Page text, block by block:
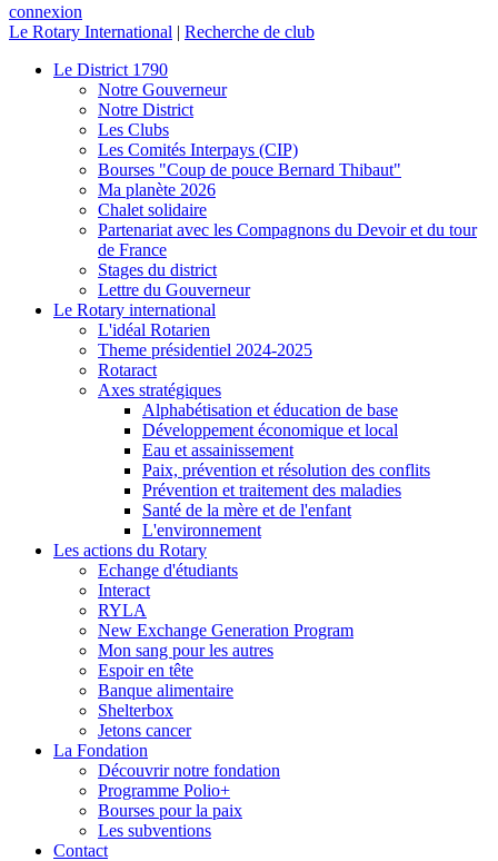
connexion
Le Rotary International | Recherche de club
Le District 1790
Notre Gouverneur
Notre District
Les Clubs
Les Comités Interpays (CIP)
Bourses "Coup de pouce Bernard Thibaut"
Ma planète 2026
Chalet solidaire
Partenariat avec les Compagnons du Devoir et du tour
de France
Stages du district
Lettre du Gouverneur
Le Rotary international
L'idéal Rotarien
Theme présidentiel 2024-2025
Rotaract
Axes stratégiques
Alphabétisation et éducation de base
Développement économique et local
Eau et assainissement
Paix, prévention et résolution des conflits
Prévention et traitement des maladies
Santé de la mère et de l'enfant
L'environnement
Les actions du Rotary
Echange d'étudiants
Interact
RYLA
New Exchange Generation Program
Mon sang pour les autres
Espoir en tête
Banque alimentaire
Shelterbox
Jetons cancer
La Fondation
Découvrir notre fondation
Programme Polio+
Bourses pour la paix
Les subventions
Contact